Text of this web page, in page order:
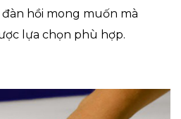
hồi mong muốn mà
lựa chọn phù hợp.